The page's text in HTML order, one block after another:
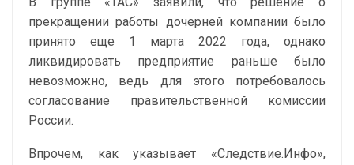
прекращении работы дочерней компании было
принято еще 1 марта 2022 года, однако
ликвидировать предприятие раньше было
невозможно, ведь для этого потребовалось
согласование правительственной комиссии
России.
Впрочем, как указывает «Следствие.Инфо»,